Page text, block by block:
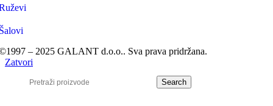
– 2025 GALANT d.o.o.. Sva prava pridržana.
Zatvori
Search